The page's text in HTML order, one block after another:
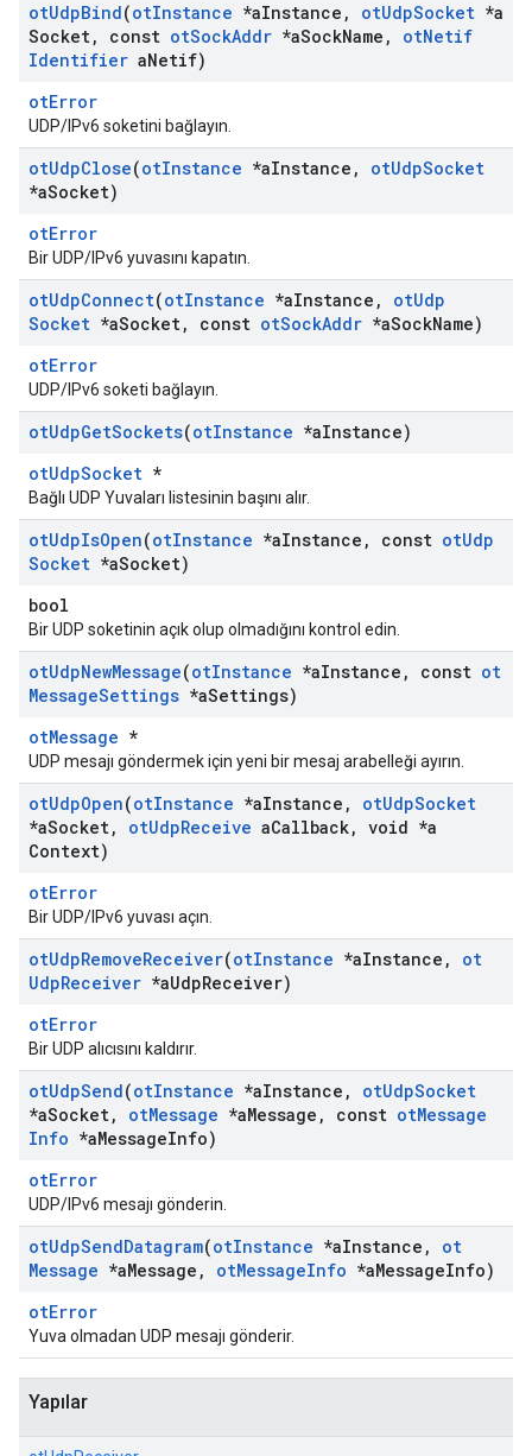
otUdpBind(otInstance *aInstance , otUdpSocket *a
Socket, const otSockAddr *aSockName , otNetif
Identifier aNetif)
otError
UDP/IPv6 soketini bağlayın.
otUdpClose(otInstance *aInstance , otUdpSocket
*aSocket)
otError
Bir UDP/IPv6 yuvasını kapatın.
otUdpConnect(otInstance *aInstance , otUdp
Socket *aSocket, const otSockAddr *aSockName)
otError
UDP/IPv6 soketi bağlayın.
otUdpGetSockets(otInstance *aInstance)
otUdpSocket *
Bağlı UDP Yuvaları listesinin başını alır.
otUdpIsOpen(otInstance *aInstance , const otUdp
Socket *aSocket)
bool
Bir UDP soketinin açık olup olmadığını kontrol edin.
otUdpNewMessage(otInstance *aInstance , const ot
MessageSettings *aSettings)
otMessage *
UDP mesajı göndermek için yeni bir mesaj arabelleği ayırın.
otUdpOpen(otInstance *aInstance , otUdpSocket
*aSocket, otUdpReceive aCallback, void *a
Context)
otError
Bir UDP/IPv6 yuvası açın.
otUdpRemoveReceiver(otInstance *aInstance ,
ot
UdpReceiver *aUdpReceiver)
otError
Bir UDP alıcısını kaldırır.
otUdpSend(otInstance *aInstance , otUdpSocket
*aSocket, otMessage *aMessage , const otMessage
Info *aMessageInfo)
otError
UDP/IPv6 mesajı gönderin.
otUdpSendDatagram(otInstance *aInstance ,
ot
Message *aMessage , otMessageInfo *aMessageInfo)
otError
Yuva olmadan UDP mesajı gönderir.
Yapılar